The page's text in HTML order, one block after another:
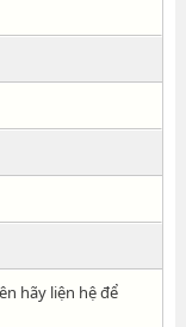
hãy liện hệ để